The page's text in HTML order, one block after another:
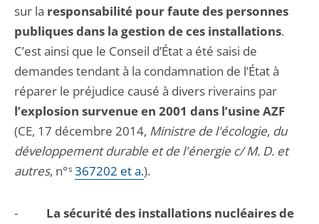
sur la responsabilité pour faute des personnes
publiques dans la gestion de ces installations.
C’est ainsi que le Conseil d’État a été saisi de
demandes tendant à la condamnation de l’État à
réparer le préjudice causé à divers riverains par
l’explosion survenue en 2001 dans l’usine AZF
(CE, 17 décembre 2014, Ministre de l'écologie, du
développement durable et de l'énergie c/ M. D. et
autres, n°s 367202 et a.).
- La sécurité des installations nucléaires de